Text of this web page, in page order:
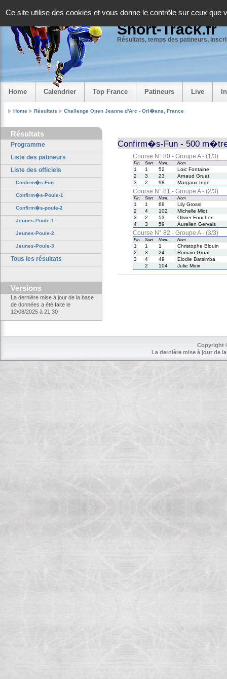
Ce site utilise des cookies et vous donne le contrôle sur ceux que
Short-Track.fr
Résultats, temps des patineurs,
Home Calendrier Top France Patineurs Live
Home Résultats Challenge Open Jeanne d'Arc - Orl�ans, France
Résultats
Programme
Liste des patineurs
Liste des officiels
Confirm�s-Fun
Confirm�s-Poule-1
Confirm�s-poule-2
Jeunes-Poule-1
Jeunes-Poule-2
Jeunes-Poule-3
Tous les résultats
Versions
La dernière mise à jour de la base
de données a été faite le
12/08/2025 à 21:30
Confirm�s-Fun - 500
Course N° 80 - Groupe A - (1/3)
Fin. Start Num. Nom
1 1 52
Loic Fontaine
2
3 23
Arnaud Gruat
3
2 98 Margaux Inge
Course N° 81 - Groupe A - (2/3)
Fin. Start Num. Nom
1 1 68
Lily Grossi
2
4 102
Michelle Miot
3
2 53
Olivier Foucher
4
3 59 Aurelien Gervais
Course N° 82 - Groupe A - (3/3)
Fin. Start Num. Nom
1 1 1
Christophe Blouin
2
3 24
Romain Gruat
3
4 49
Elodie Batsimba
2
104 Julie Moix
Copyright
La dernière mise à jour de